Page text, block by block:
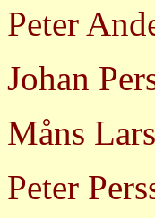
Peter
Johan
Måns
Peter